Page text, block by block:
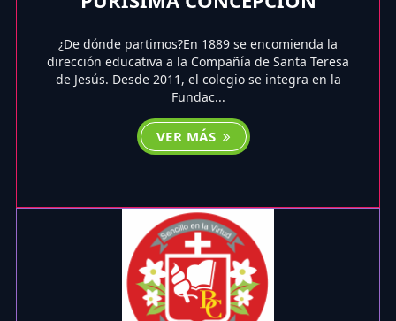
¿De dónde partimos?En 1889 se encomienda la
dirección educativa a la Compañía de Santa Teresa
de Jesús. Desde 2011, el colegio se integra en la
Fundac...
VER MÁS